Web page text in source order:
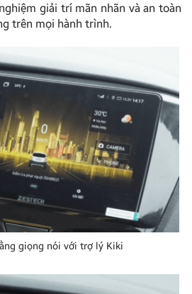
giải trí mãn nhãn và an toàn
trên mọi hành trình.
giọng nói với trợ lý Kiki